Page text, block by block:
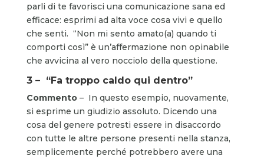
parli di te favorisci una comunicazione sana ed
efficace: esprimi ad alta voce cosa vivi e quello
che senti. “Non mi sento amato(a) quando ti
comporti così” è un’affermazione non opinabile
che avvicina al vero nocciolo della questione.
3 – “Fa troppo caldo qui dentro”
Commento– In questo esempio, nuovamente,
si esprime un giudizio assoluto. Dicendo una
cosa del genere potresti essere in disaccordo
con tutte le altre persone presenti nella stanza,
semplicemente perché potrebbero avere una